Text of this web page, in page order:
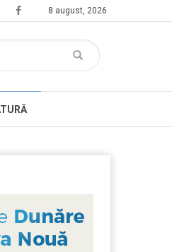
8 august, 2026